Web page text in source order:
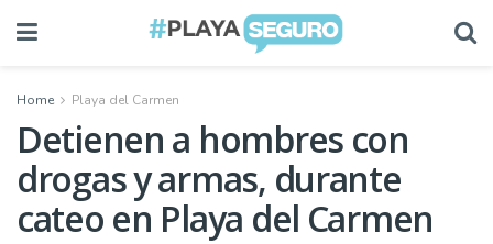
Home Playa del Carmen
Detienen a hombres con
drogas y armas, durante
cateo en Playa del Carmen